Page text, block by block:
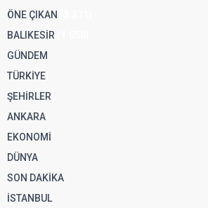
ÖNE ÇIKAN
BALIKESİR
GÜNDEM
TÜRKİYE
ŞEHİRLER
ANKARA
EKONOMİ
DÜNYA
SON DAKİKA
İSTANBUL